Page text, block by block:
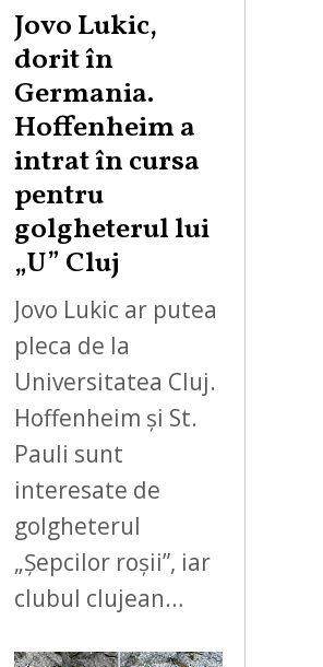
Jovo Lukic,
dorit în
Germania.
Hoffenheim a
intrat în cursa
pentru
golgheterul lui
„U” Cluj
Jovo Lukic ar putea
pleca de la
Universitatea Cluj.
Hoffenheim și St.
Pauli sunt
interesate de
golgheterul
„Șepcilor roșii”, iar
clubul clujean…